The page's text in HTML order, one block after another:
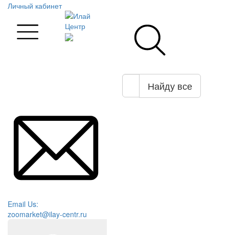
Личный кабинет
Найду все
Email Us:
zoomarket@ilay-centr.ru